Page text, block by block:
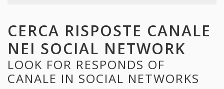
CERCA RISPOSTE CANALE
NEI SOCIAL NETWORK
LOOK FOR RESPONDS OF
CANALE IN SOCIAL NETWORKS